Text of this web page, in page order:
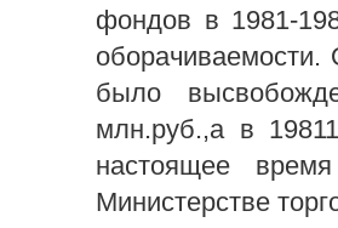
фондов в 1981-
оборачиваемости.
было
млн.руб.,а в
настоящее
Министерстве